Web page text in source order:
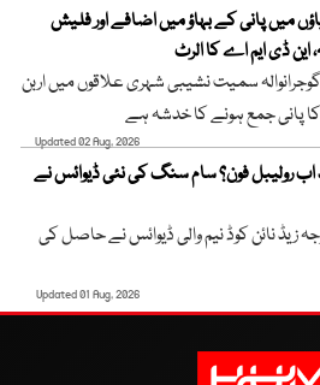
میں پانی کے بہاؤ میں اضافے اور فلیش
ڈی ایم اے کا الرٹ
گوجرانوالہ سمیت نشیبی شہری علاقوں میں اربن
پانی جمع ہونے کا خدشہ ہے
Updated 02 Aug, 2026
اب رولیبل فون؟ سام سنگ کی نئی ڈیوائس نے
زیڈ نائن کوڈ نیم والی ڈیوائس نے حاصل کی
Updated 01 Aug, 2026